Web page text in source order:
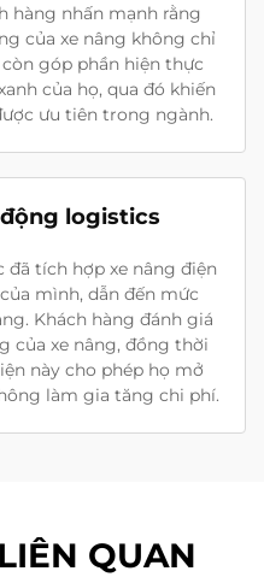
hàng nhấn mạnh rằng
của xe nâng không chỉ
góp phần hiện thực
của họ, qua đó khiến
ưu tiên trong ngành.
logistics
tích hợp xe nâng điện
mình, dẫn đến mức
Khách hàng đánh giá
của xe nâng, đồng thời
này cho phép họ mở
làm gia tăng chi phí.
QUAN